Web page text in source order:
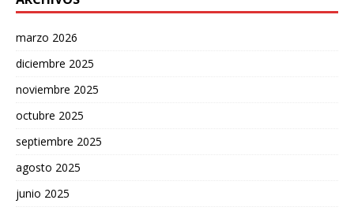
marzo 2026
diciembre 2025
noviembre 2025
octubre 2025
septiembre 2025
agosto 2025
junio 2025